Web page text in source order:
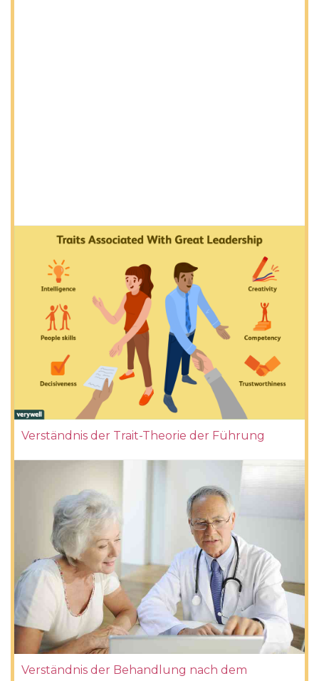
Verständnis der Trait-Theorie der Führung
Verständnis der Behandlung nach dem